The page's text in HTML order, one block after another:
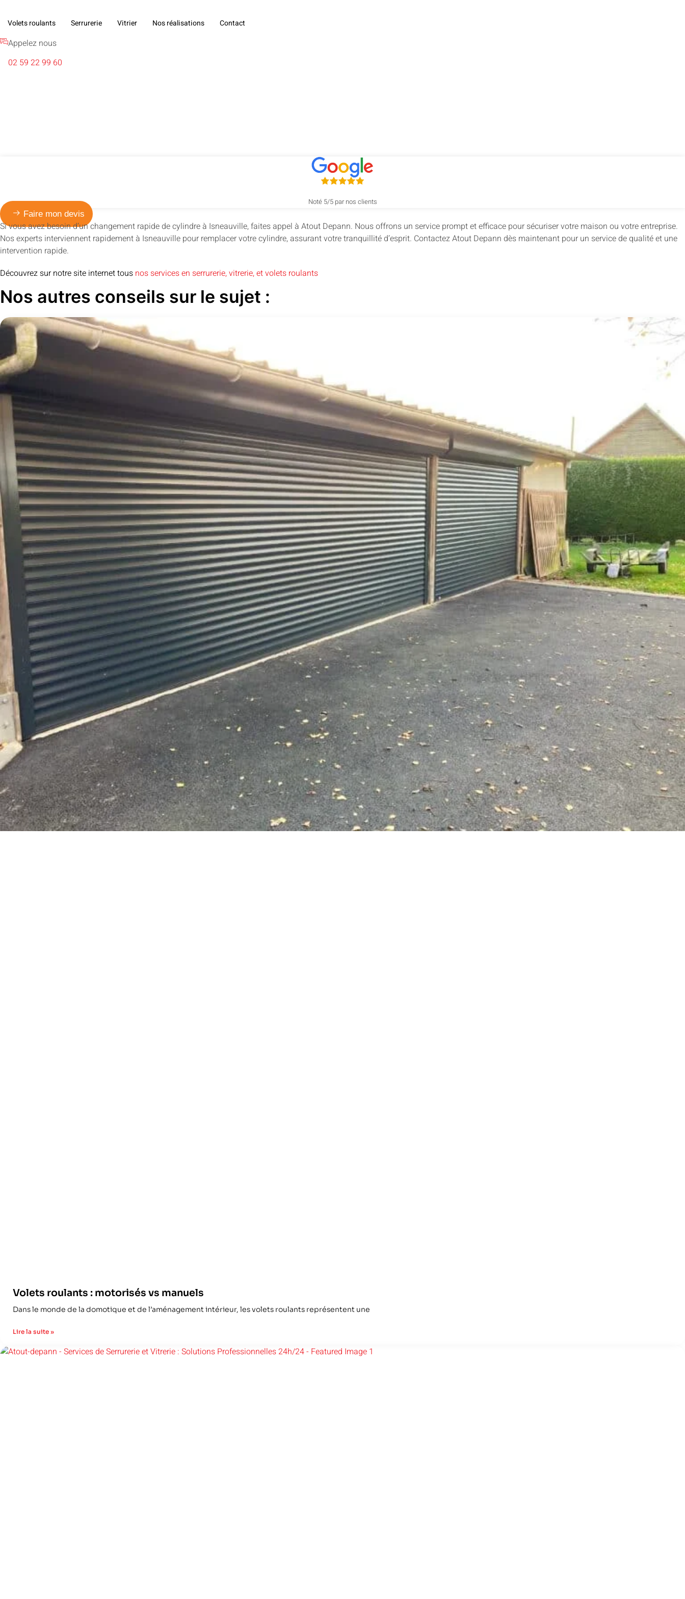
Volets roulants Serrurerie Vitrier Nos réalisations Contact
Appelez nous
02 59 22 99 60
Noté 5/5 par nos clients
Faire mon devis
Si vous avez besoin d’un changement rapide de cylindre à Isneauville, faites appel à Atout Depann. Nous offrons un service prompt et efficace pour sécuriser votre maison ou votre entreprise.
Nos experts interviennent rapidement à Isneauville pour remplacer votre cylindre, assurant votre tranquillité d’esprit. Contactez Atout Depann dès maintenant pour un service de qualité et une
intervention rapide.
Découvrez sur notre site internet tous nos services en serrurerie, vitrerie, et volets roulants
Nos autres conseils sur le sujet :
Volets roulants : motorisés vs manuels
Dans le monde de la domotique et de l’aménagement intérieur, les volets roulants représentent une
Lire la suite »